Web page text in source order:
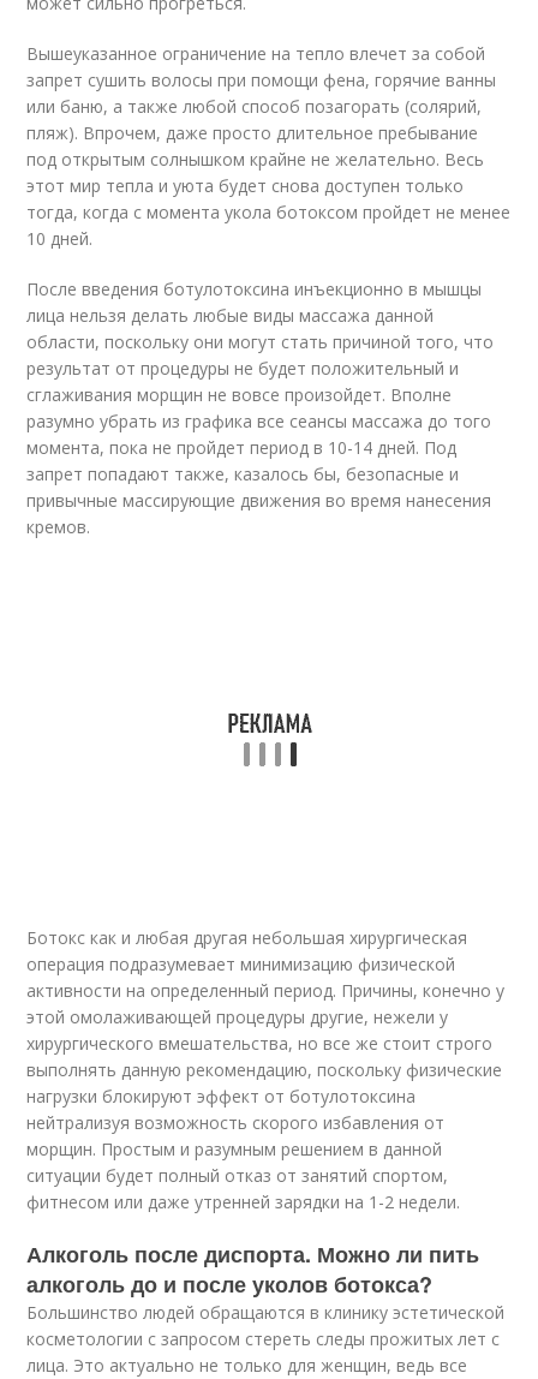
Вышеуказанное ограничение на тепло влечет за собой
запрет сушить волосы при помощи фена, горячие ванны
или баню, а также любой способ позагорать (солярий,
пляж). Впрочем, даже просто длительное пребывание
под открытым солнышком крайне не желательно. Весь
этот мир тепла и уюта будет снова доступен только
тогда, когда с момента укола ботоксом пройдет не менее
10 дней.
После введения ботулотоксина инъекционно в мышцы
лица нельзя делать любые виды массажа данной
области, поскольку они могут стать причиной того, что
результат от процедуры не будет положительный и
сглаживания морщин не вовсе произойдет. Вполне
разумно убрать из графика все сеансы массажа до того
момента, пока не пройдет период в 10-14 дней. Под
запрет попадают также, казалось бы, безопасные и
привычные массирующие движения во время нанесения
кремов.
Ботокс как и любая другая небольшая хирургическая
операция подразумевает минимизацию физической
активности на определенный период. Причины, конечно у
этой омолаживающей процедуры другие, нежели у
хирургического вмешательства, но все же стоит строго
выполнять данную рекомендацию, поскольку физические
нагрузки блокируют эффект от ботулотоксина
нейтрализуя возможность скорого избавления от
морщин. Простым и разумным решением в данной
ситуации будет полный отказ от занятий спортом,
фитнесом или даже утренней зарядки на 1-2 недели.
Алкоголь после диспорта. Можно ли пить
алкоголь до и после уколов ботокса?
Большинство людей обращаются в клинику эстетической
косметологии с запросом стереть следы прожитых лет с
лица. Это актуально не только для женщин, ведь все